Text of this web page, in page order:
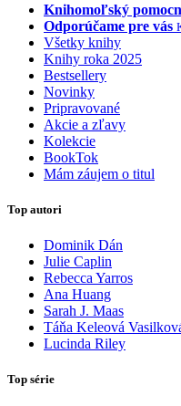
Knihomoľský
Odporúčame pre vás
Všetky knihy
Knihy roka 2025
Bestsellery
Novinky
Pripravované
Akcie a zľavy
Kolekcie
BookTok
Mám záujem o titul
Top autori
Dominik Dán
Julie Caplin
Rebecca Yarros
Ana Huang
Sarah J. Maas
Táňa Keleová
Lucinda Riley
Top série